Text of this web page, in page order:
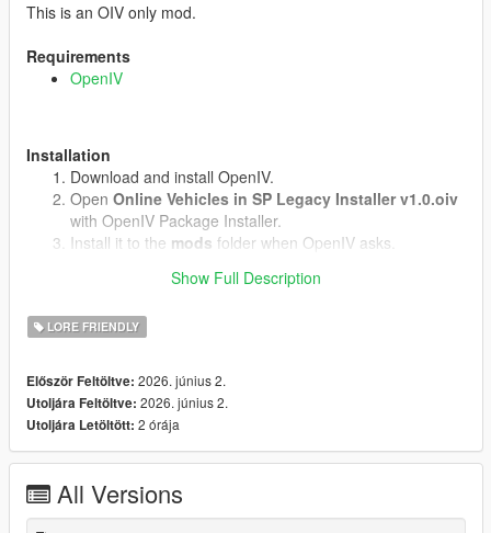
This is an OIV only mod.
Requirements
OpenIV
Installation
Download and install OpenIV.
Open Online Vehicles in SP Legacy Installer v1.0.oiv
with OpenIV Package Installer.
Install it to the mods folder when OpenIV asks.
Uninstall
Install it to the samemods
Notes
Does not work in GTA Online.(We know why)
No external vehicle models are included.
Show Full Description
LORE FRIENDLY
Először Feltöltve: 2026. június 2.
Utoljára Feltöltve: 2026. június 2.
Utoljára Letöltött: 2 órája
All Versions